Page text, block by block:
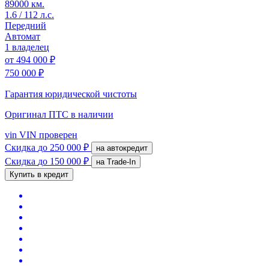
89000 км.
1.6 / 112 л.с.
Передний
Автомат
1 владелец
от 494 000 ₽
750 000 ₽
Гарантия юридической чистоты
Оригинал ПТС в наличии
vin VIN проверен
Скидка до 250 000 ₽ на автокредит
Скидка до 150 000 ₽
на Trade-In
Купить в кредит